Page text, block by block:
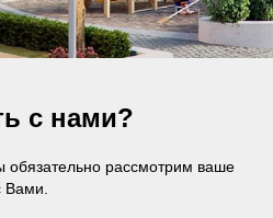
с нами?
рассмотрим ваше
Вами.